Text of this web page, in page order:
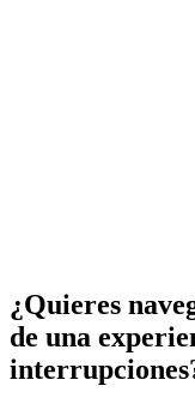
¿Quieres
de una